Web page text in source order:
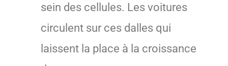
sein des cellules. Les voitures
circulent sur ces dalles qui
laissent la place à la croissance